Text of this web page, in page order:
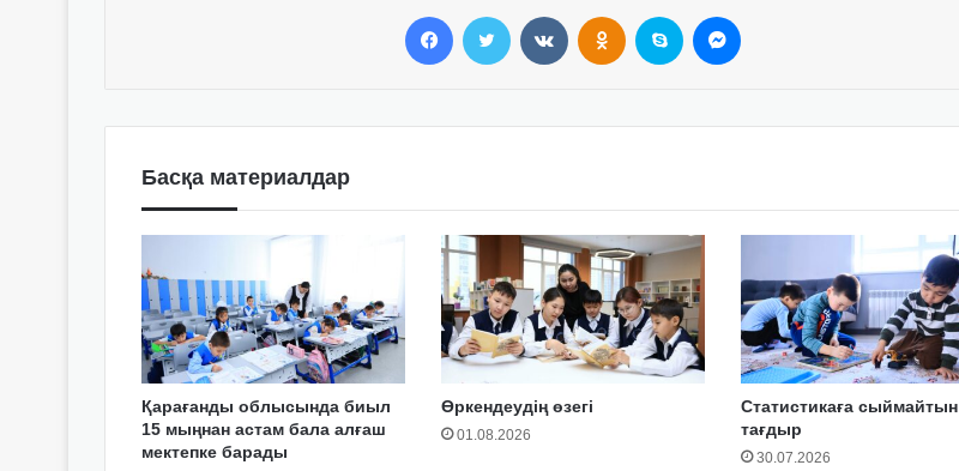
Басқа материалдар
Қарағанды облысында биыл
15 мыңнан астам бала алғаш
мектепке барады
Өркендеудің өзегі
01.08.2026
Статистикаға сыймайтын
тағдыр
30.07.2026